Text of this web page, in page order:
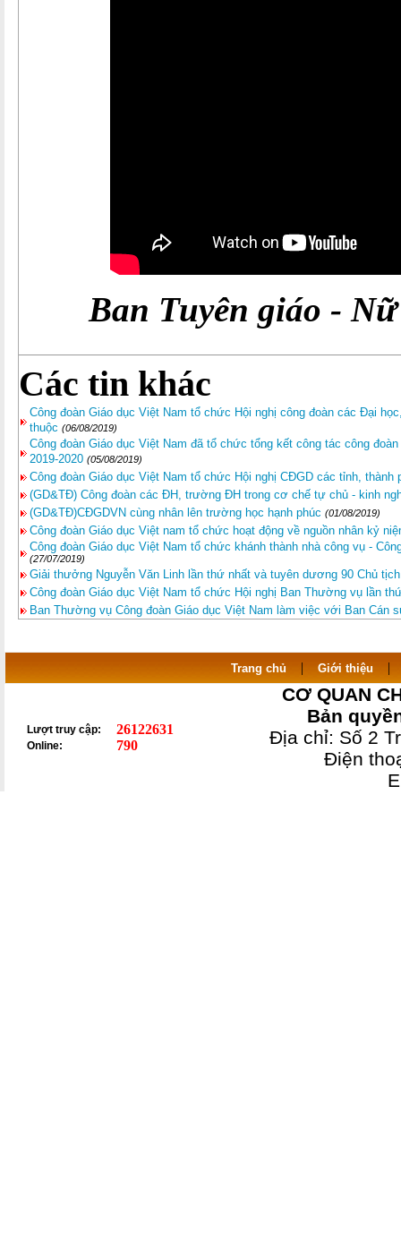
Ban Tuyên giáo -
Các tin khác
Công đoàn Giáo dục Việt Nam tổ chức Hội nghị công đoàn các Đại
thuộc (06/08/2019)
Công đoàn Giáo dục Việt Nam đã tổ chức tổng kết công tác công
2019-2020 (05/08/2019)
Công đoàn Giáo dục Việt Nam tổ chức Hội nghị CĐGD các tỉnh, thành
(GD&TĐ) Công đoàn các ĐH, trường ĐH trong cơ chế tự chủ - kinh
(GD&TĐ)CĐGDVN cùng nhân lên trường học hạnh phúc (01/08/2019)
Công đoàn Giáo dục Việt nam tổ chức hoạt động về nguồn nhân kỷ
Công đoàn Giáo dục Việt Nam tổ chức khánh thành nhà công vụ -
(27/07/2019)
Giải thưởng Nguyễn Văn Linh lần thứ nhất và tuyên dương 90 Chủ
Công đoàn Giáo dục Việt Nam tổ chức Hội nghị Ban Thường vụ lần
Ban Thường vụ Công đoàn Giáo dục Việt Nam làm việc với Ban Cán
Trang chủ | Giới thiệu
Lượt truy cập: 26122631
Online: 790
CƠ QUAN
Bản
Địa chỉ: Số 2
Điện